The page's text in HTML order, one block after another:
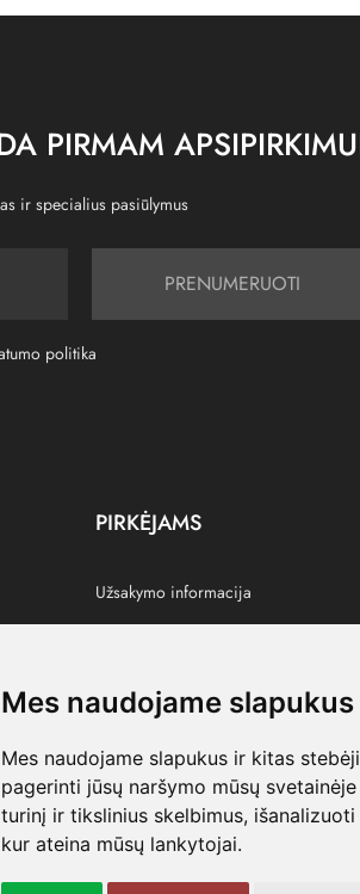
Mes naudojame slapukus
Mes naudojame slapukus ir kitas
pagerinti jūsų naršymo mūsų
turinį ir tikslinius skelbimus,
kur ateina mūsų lankytojai.
PIRMAM
ir specialius pasiūlymus
PRENUMERUOTI
politika
PIRKĖJAMS
Užsakymo informacija
Paskyra
Pamėgtos prekės